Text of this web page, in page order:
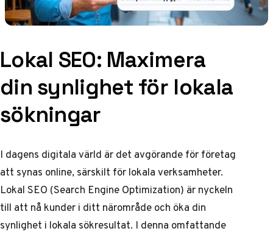
Lokal SEO: Maximera
din synlighet för lokala
sökningar
I dagens digitala värld är det avgörande för företag
att synas online, särskilt för lokala verksamheter.
Lokal SEO (Search Engine Optimization) är nyckeln
till att nå kunder i ditt närområde och öka din
synlighet i lokala sökresultat. I denna omfattande